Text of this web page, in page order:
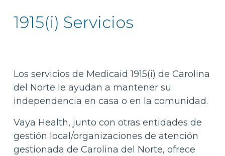
1915(i) Servicios
Los servicios de Medicaid 1915(i) de Carolina
del Norte le ayudan a mantener su
independencia en casa o en la comunidad.
Vaya Health, junto con otras entidades de
gestión local/organizaciones de atención
gestionada de Carolina del Norte, ofrece